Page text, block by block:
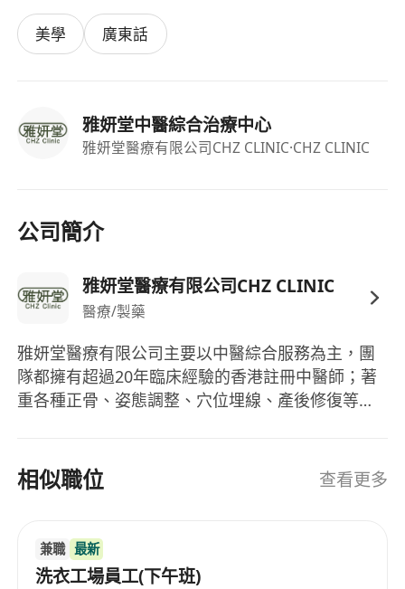
交流協作，共同提升服務品質。
美學 廣東話
雅妍堂中醫綜合治療中心
雅妍堂醫療有限公司CHZ CLINIC·CHZ CLINIC
公司簡介
雅妍堂醫療有限公司CHZ CLINIC
醫療/製藥
雅妍堂醫療有限公司主要以中醫綜合服務為主，團
隊都擁有超過20年臨床經驗的香港註冊中醫師；著
重各種正骨、姿態調整、穴位埋線、產後修復等等
相似職位 查看更多
兼職 最新
洗衣工場員工(下午班)